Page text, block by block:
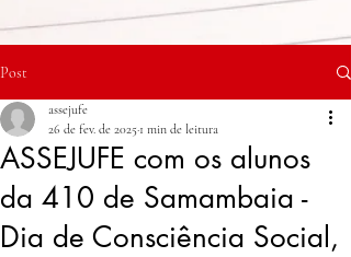
Post
ASSEJUFE com os alunos
da 410 de Samambaia -
Dia de Consciência Social,
assejufe
26 de fev. de 2025 1 min de leitura